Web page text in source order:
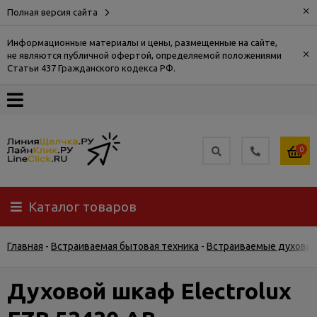
Полная версия сайта ×
Информационные материалы и цены, размещенные на сайте,
не являются публичной офертой, определяемой положениями
Статьи 437 Гражданского кодекса РФ.
×
О
Доставка
Самовывоз
Гарантия
0
Каталог товаров
Главная - Встраиваемая бытовая техника - Встраиваемые
Духовой шкаф Electrolux